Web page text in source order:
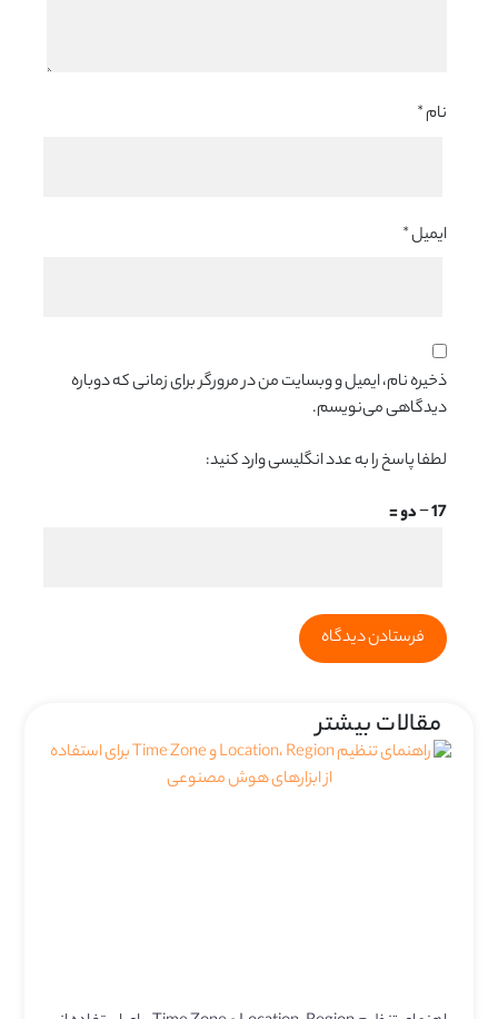
نام*
ایمیل*
ذخیره نام، ایمیل و وبسایت من در مرورگر برای زمانی که دوباره
دیدگاهی می‌نویسم.
لطفا پاسخ را به عدد انگلیسی وارد کنید:
17 − دو =
مقالات بیشتر